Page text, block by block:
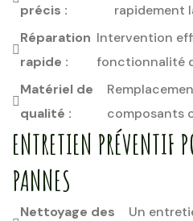
précis :
rapidement
Réparation
rapide :
Intervention
fonctionnalité
Matériel de
qualité :
composants
ENTRETIEN PRÉVENTIF
PANNES
Nettoyage des
Un